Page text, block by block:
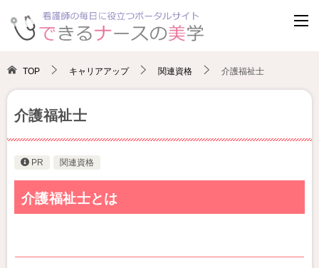
TOP キャリアアップ 関連資格 介護福祉士
介護福祉士
PR 関連資格
介護福祉士とは